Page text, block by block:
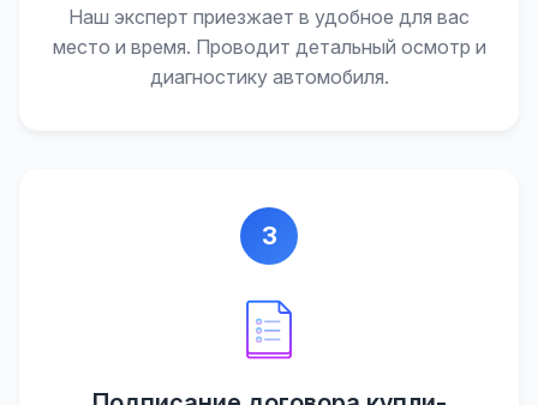
Наш эксперт приезжает в удобное для вас
место и время. Проводит детальный осмотр и
диагностику автомобиля.
3